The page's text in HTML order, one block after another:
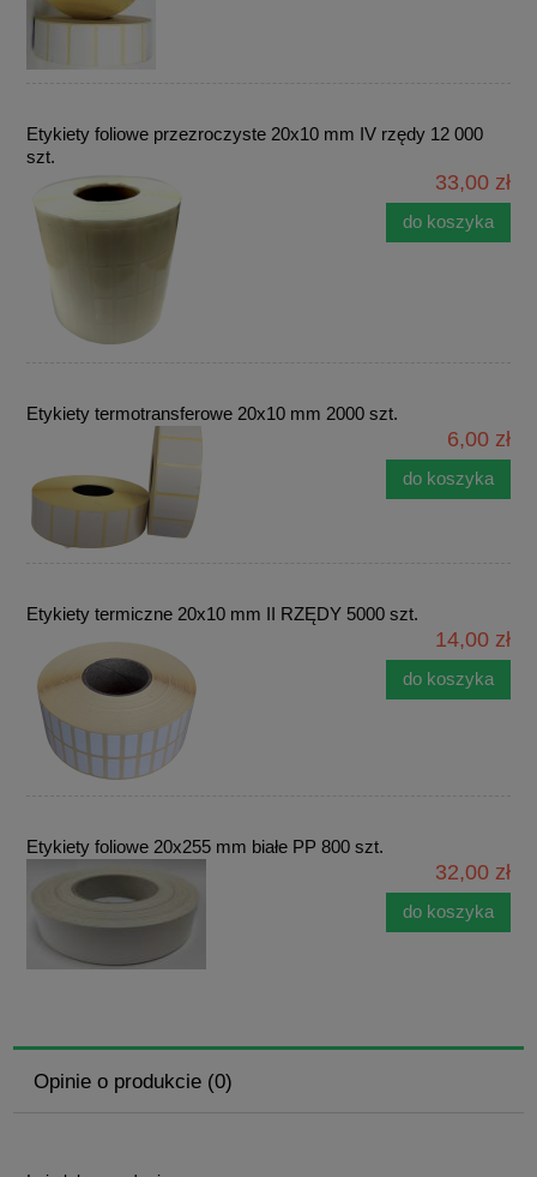
Etykiety foliowe przezroczyste 20x10 mm IV rzędy 12 000
szt.
33,00 zł
do koszyka
Etykiety termotransferowe 20x10 mm 2000 szt.
6,00 zł
do koszyka
Etykiety termiczne 20x10 mm II RZĘDY 5000 szt.
14,00 zł
do koszyka
Etykiety foliowe 20x255 mm białe PP 800 szt.
32,00 zł
do koszyka
Opinie o produkcie (0)